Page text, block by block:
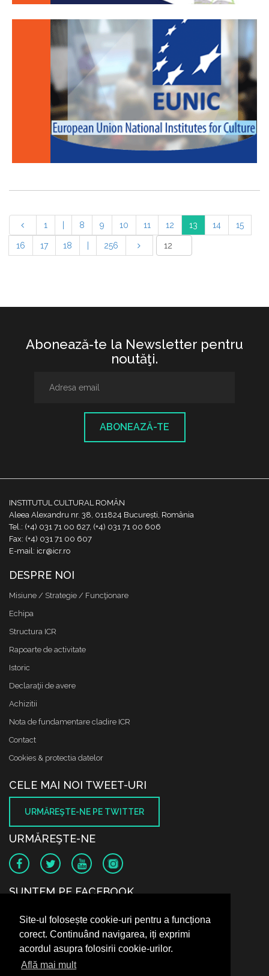
Site-ul folosește cookie-uri pentru a funcționa
corect. Continuând navigarea, iți exprimi
acordul asupra folosirii cookie-urilor.
Află mai mult
1 8 9 10 11 12 13 14 15
16 17 18 256
Abonează-te la Newsletter pentru
noutăţi.
ABONEAZĂ-TE
INSTITUTUL CULTURAL ROMÂN
Aleea Alexandru nr. 38, 011824 București, România
Tel.: (+4) 031 71 00 627, (+4) 031 71 00 606
Fax: (+4) 031 71 00 607
E-mail: icr@icr.ro
DESPRE NOI
Misiune / Strategie / Funcţionare
Echipa
Structura ICR
Rapoarte de activitate
Istoric
Declaraţii de avere
Achizitii
Nota de fundamentare cladire ICR
Contact
Cookies & protectia datelor
CELE MAI NOI TWEET-URI
URMĂREŞTE-NE PE TWITTER
URMĂREŞTE-NE
SUNTEM PE FACEBOOK